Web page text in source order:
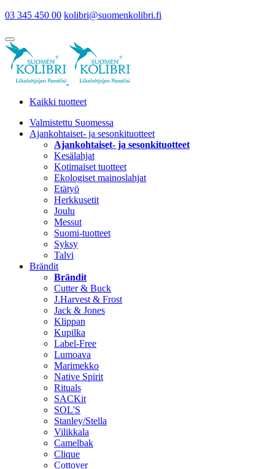
03 345 450 00 kolibri@suomenkolibri.fi
Kaikki tuotteet
Valmistettu Suomessa
Ajankohtaiset- ja sesonkituotteet
Ajankohtaiset- ja sesonkituotteet
Kesälahjat
Kotimaiset tuotteet
Ekologiset mainoslahjat
Etätyö
Herkkusetit
Joulu
Messut
Suomi-tuotteet
Syksy
Talvi
Brändit
Brändit
Cutter & Buck
J.Harvest & Frost
Jack & Jones
Klippan
Kupilka
Label-Free
Lumoava
Marimekko
Native Spirit
Rituals
SACKit
SOL'S
Stanley/Stella
Vilikkala
Camelbak
Clique
Cottover